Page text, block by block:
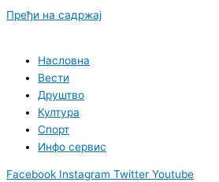
Пређи на садржај
Насловна
Вести
Друштво
Култура
Спорт
Инфо сервис
Facebook Instagram Twitter Youtube